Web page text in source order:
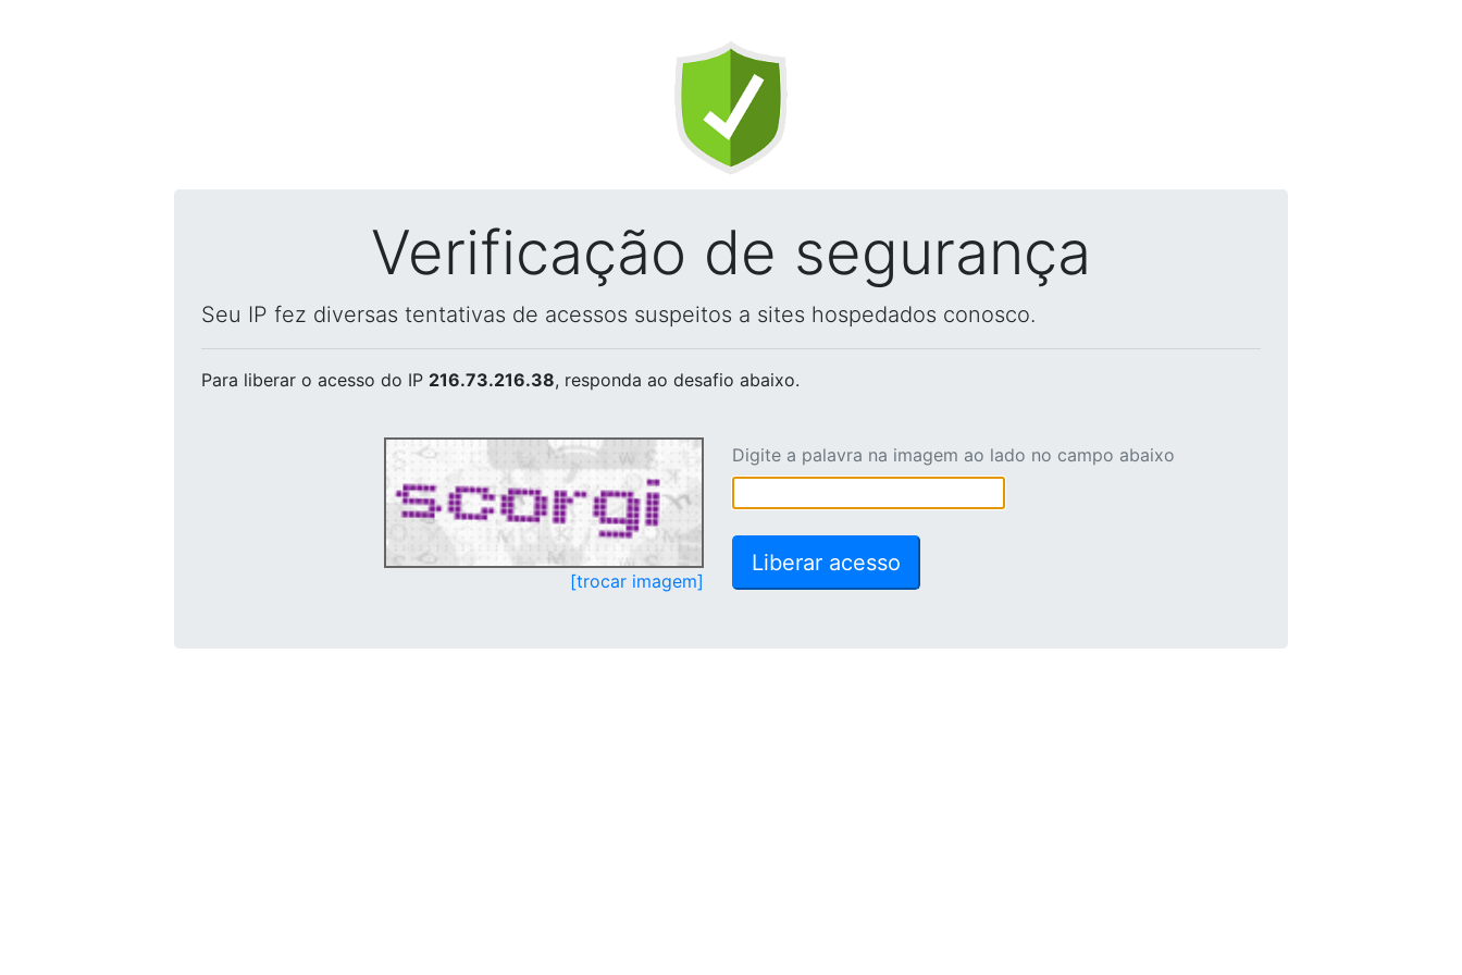
Verificação de segurança
Seu IP fez diversas tentativas de acessos suspeitos a sites hospedados conosco.
Para liberar o acesso do IP 216.73.216.38, responda ao desafio abaixo.
[trocar imagem]
Digite a palavra na imagem ao lado no campo abaixo